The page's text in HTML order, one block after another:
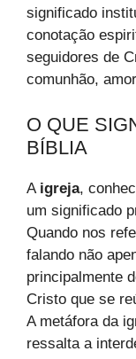
significado
conotação
seguidores de
comunhão,
O QUE
BÍBLIA
A igreja,
um significado
Quando nos
falando não
principalmente
Cristo que se
A metáfora da
ressalta a